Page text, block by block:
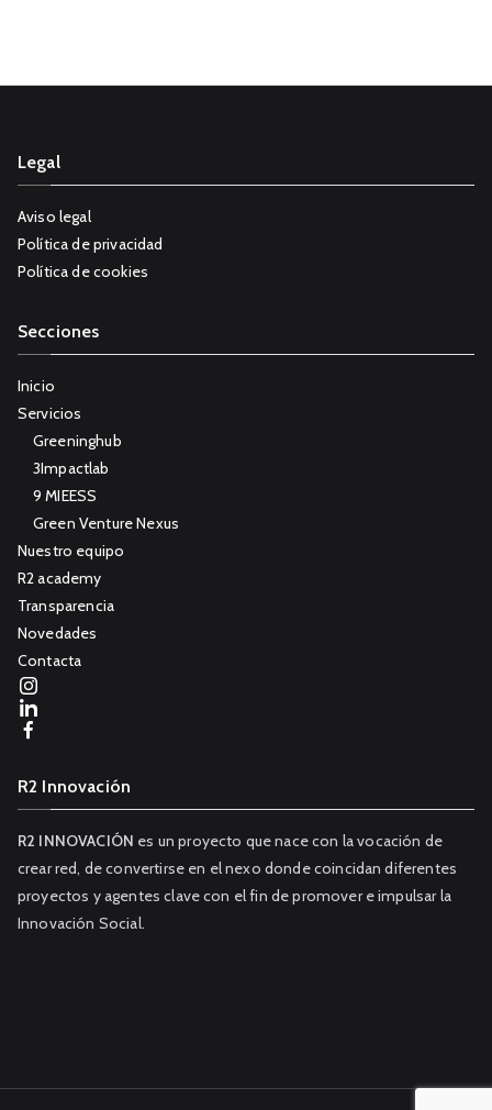
Legal
Aviso legal
Política de privacidad
Política de cookies
Secciones
Inicio
Servicios
Greeninghub
3Impactlab
9 MIEESS
Green Venture Nexus
Nuestro equipo
R2 academy
Transparencia
Novedades
Contacta
R2 Innovación
R2 INNOVACIÓN es un proyecto que nace con la vocación de
crear red, de convertirse en el nexo donde coincidan diferentes
proyectos y agentes clave con el fin de promover e impulsar la
Innovación Social.